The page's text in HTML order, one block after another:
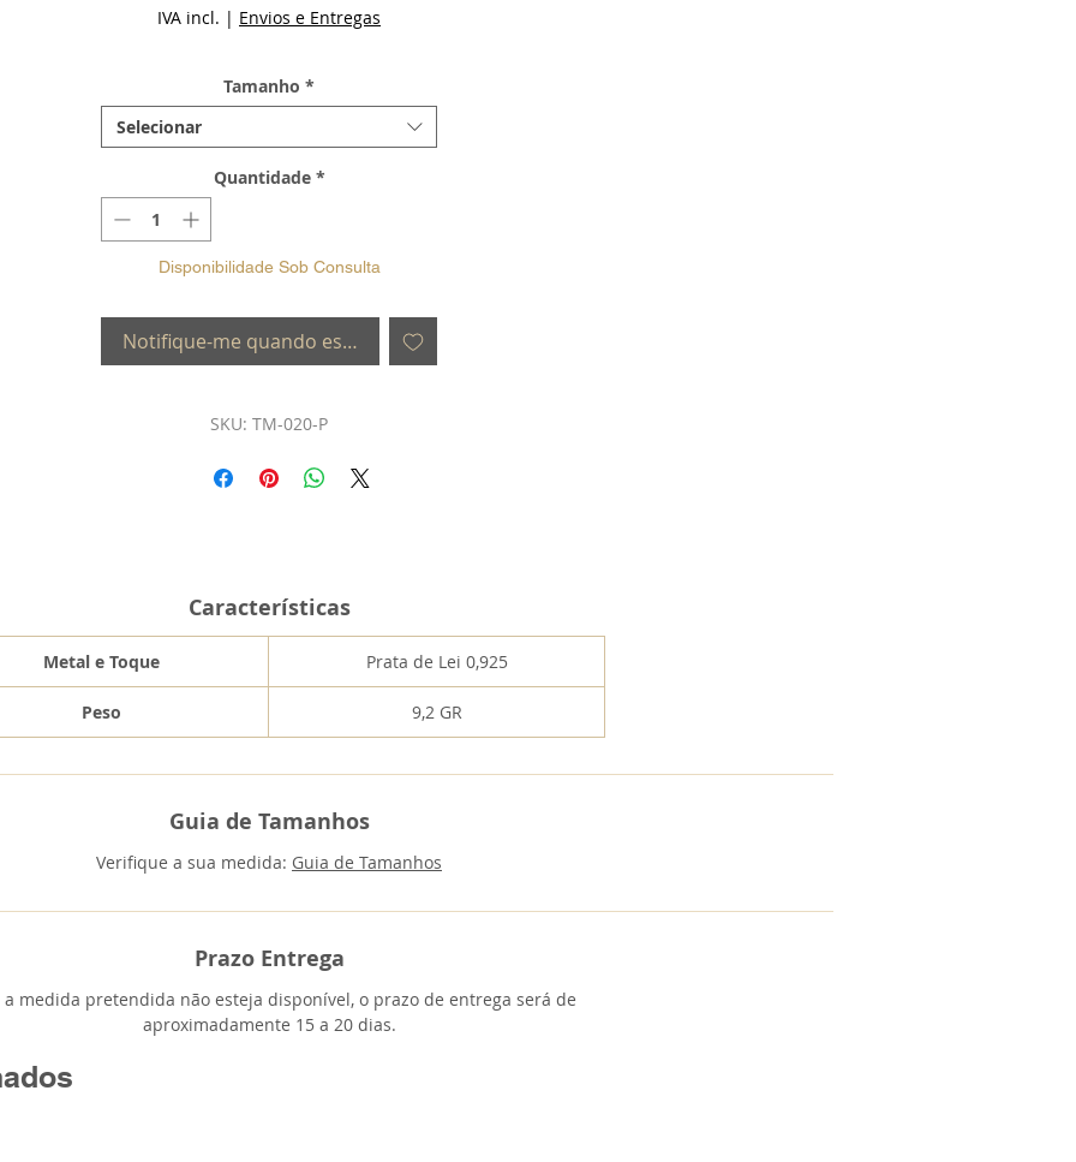
IVA incl. | Envios e Entregas
Tamanho *
Selecionar
Quantidade *
Disponibilidade Sob Consulta
Notifique-me quando estiver disponível
SKU: TM-020-P
Características
Metal e Toque Prata de Lei 0,925
Peso 9,2 GR
Guia de Tamanhos
Verifique a sua medida: Guia de Tamanhos
Prazo Entrega
a medida pretendida não esteja disponível, o prazo de entrega será de
aproximadamente 15 a 20 dias.